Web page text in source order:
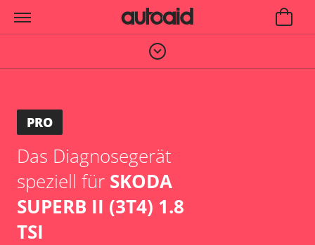
PRO
Das Diagnosegerät
speziell für SKODA
SUPERB II (3T4) 1.8
TSI